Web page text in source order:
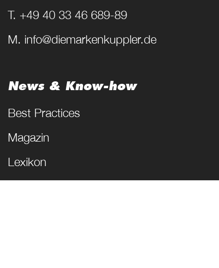
T. +49 40 33 46 689-89
M. info@diemarkenkuppler.de
News & Know-how
Best Practices
Magazin
Lexikon